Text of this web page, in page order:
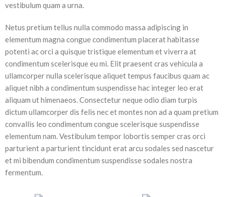
vestibulum quam a urna.
Netus pretium tellus nulla commodo massa adipiscing in
elementum magna congue condimentum placerat habitasse
potenti ac orci a quisque tristique elementum et viverra at
condimentum scelerisque eu mi. Elit praesent cras vehicula a
ullamcorper nulla scelerisque aliquet tempus faucibus quam ac
aliquet nibh a condimentum suspendisse hac integer leo erat
aliquam ut himenaeos. Consectetur neque odio diam turpis
dictum ullamcorper dis felis nec et montes non ad a quam pretium
convallis leo condimentum congue scelerisque suspendisse
elementum nam. Vestibulum tempor lobortis semper cras orci
parturient a parturient tincidunt erat arcu sodales sed nascetur
et mi bibendum condimentum suspendisse sodales nostra
fermentum.